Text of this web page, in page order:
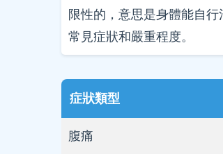
限性的，意思是身體能自
常見症狀和嚴重程度。
症狀類型
腹痛